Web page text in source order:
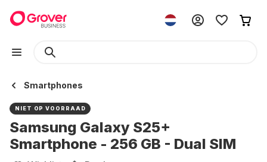
Smartphones
NIET OP VOORRAAD
Samsung Galaxy S25+
Smartphone - 256 GB - Dual SIM